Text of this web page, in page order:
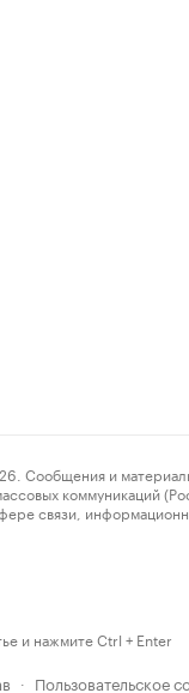
и материалы
коммуникаций
связи,
и нажмите Ctrl + Enter
· Пользовательское